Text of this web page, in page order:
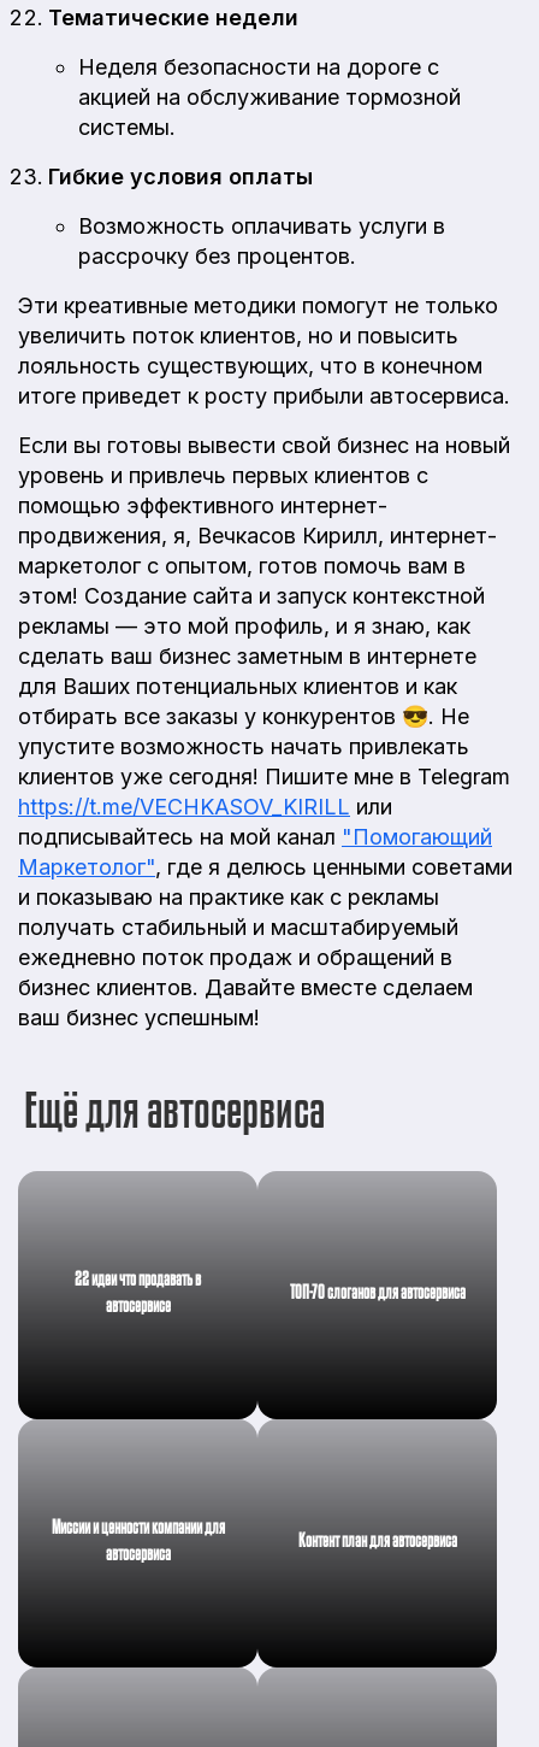
Тематические недели
Неделя безопасности на дороге с
акцией на обслуживание тормозной
системы.
Гибкие условия оплаты
Возможность оплачивать услуги в
рассрочку без процентов.
Эти креативные методики помогут не только
увеличить поток клиентов, но и повысить
лояльность существующих, что в конечном
итоге приведет к росту прибыли автосервиса.
Если вы готовы вывести свой бизнес на новый
уровень и привлечь первых клиентов с
помощью эффективного интернет-
продвижения, я, Вечкасов Кирилл, интернет-
маркетолог с опытом, готов помочь вам в
этом! Создание сайта и запуск контекстной
рекламы — это мой профиль, и я знаю, как
сделать ваш бизнес заметным в интернете
для Ваших потенциальных клиентов и как
отбирать все заказы у конкурентов 😎. Не
упустите возможность начать привлекать
клиентов уже сегодня! Пишите мне в Telegram
https://t.me/VECHKASOV_KIRILL или
подписывайтесь на мой канал "Помогающий
Маркетолог", где я делюсь ценными советами
и показываю на практике как с рекламы
получать стабильный и масштабируемый
ежедневно поток продаж и обращений в
бизнес клиентов. Давайте вместе сделаем
ваш бизнес успешным!
Ещё для автосервиса
22 идеи что продавать в
автосервисе
ТОП-70 слоганов для автосервиса
Миссии и ценности компании для
автосервиса
Контент план для автосервиса